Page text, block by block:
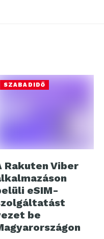
SZABADIDŐ
Rakuten Viber
eSIM-
be